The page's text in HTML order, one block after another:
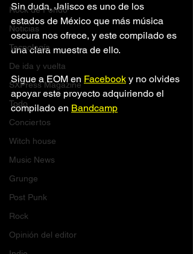
Rock de Fondo
Noticias
Tecnología
De ida y vuelta
SXPress Magazine
Todo
Conciertos
Witch house
Music News
Grunge
Post Punk
Rock
Opinión del editor
Sin duda, Jalisco es uno de los
estados de México que más música
oscura nos ofrece, y este compilado es
una clara muestra de ello.
Sigue a EOM en Facebook y no olvides
apoyar este proyecto adquiriendo el
compilado en Bandcamp